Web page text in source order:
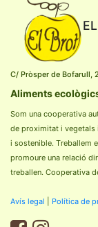
C/ Pròsper de Bofarull,
Aliments
Som una cooperativa
de proximitat i vegetals
i sostenible. Treballem
promoure una relació
treballen. Cooperativa
Avís legal Política de